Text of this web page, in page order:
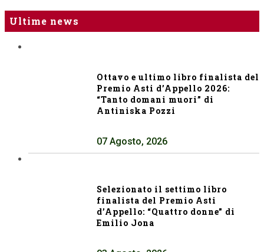
Ultime news
Ottavo e ultimo libro finalista del
Premio Asti d’Appello 2026:
“Tanto domani muori” di
Antiniska Pozzi
07 Agosto, 2026
Selezionato il settimo libro
finalista del Premio Asti
d’Appello: “Quattro donne” di
Emilio Jona